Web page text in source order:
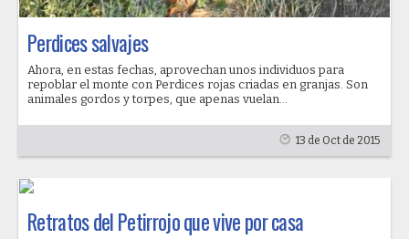
Perdices salvajes
Ahora, en estas fechas, aprovechan unos individuos para
repoblar el monte con Perdices rojas criadas en granjas. Son
animales gordos y torpes, que apenas vuelan...
13 de Oct de 2015
Retratos del Petirrojo que vive por casa